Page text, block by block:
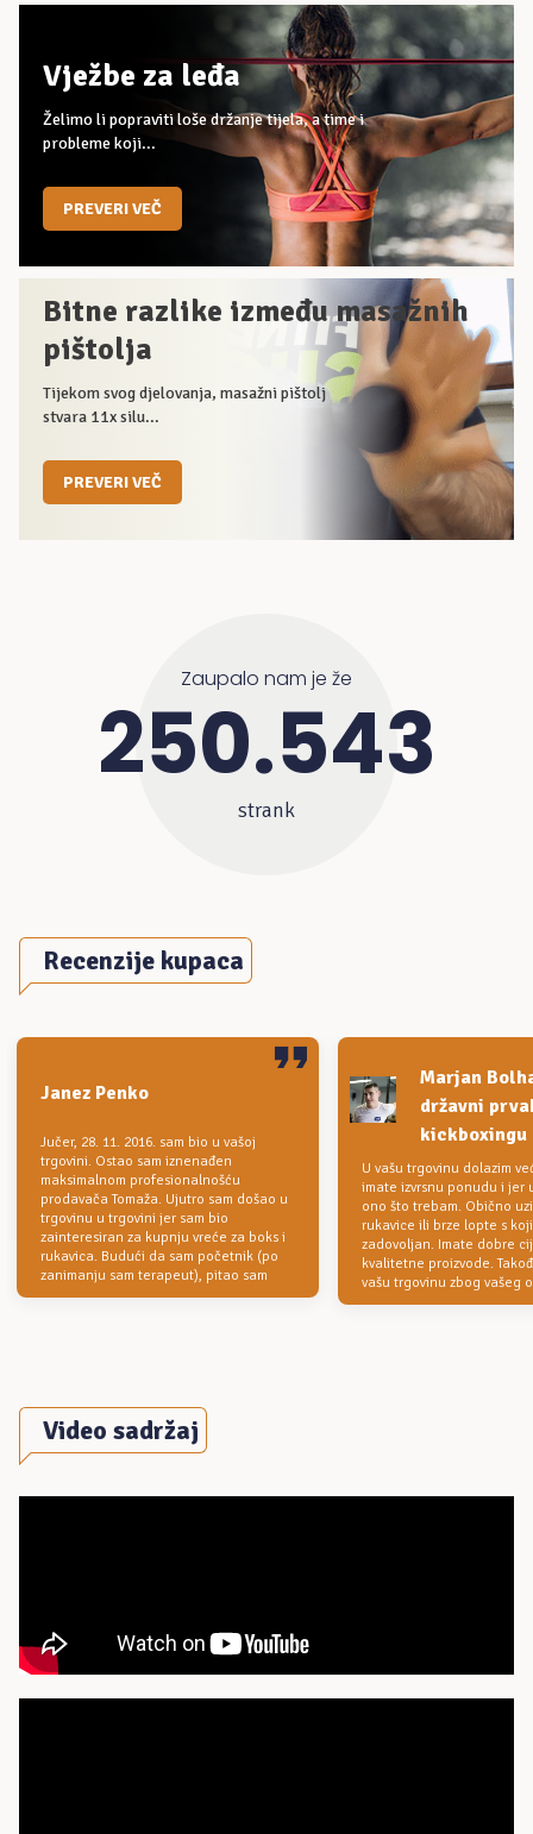
Vježbe za leđa
Želimo li popraviti loše držanje tijela, a time i
probleme koji...
PREVERI VEČ
Bitne razlike između masažnih
pištolja
Tijekom svog djelovanja, masažni pištolj
stvara 11x silu...
PREVERI VEČ
Zaupalo nam je že
250.543
strank
Recenzije kupaca
Janez Penko
Jučer, 28. 11. 2016. sam bio u vašoj
trgovini. Ostao sam iznenađen
maksimalnom profesionalnošću
prodavača Tomaža. Ujutro sam došao u
trgovinu u trgovini jer sam bio
zainteresiran za kupnju vreće za boks i
rukavica. Budući da sam početnik (po
zanimanju sam terapeut), pitao sam
Marjan
državni
kickboxingu
U vašu trgovinu dolazim
imate izvrsnu ponudu i jer
ono što trebam. Obično
rukavice ili brze lopte s
zadovoljan. Imate dobre
kvalitetne proizvode.
vašu trgovinu zbog vašeg
Video sadržaj